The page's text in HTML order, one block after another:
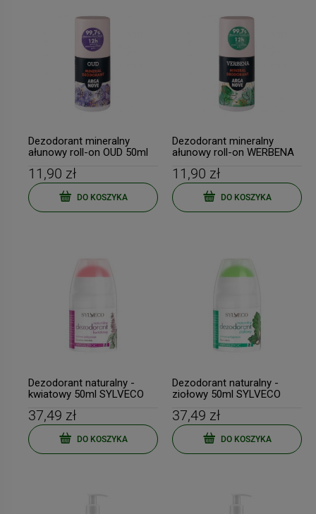
Dezodorant mineralny
ałunowy roll-on OUD 50ml
11,90 zł
DO KOSZYKA
Dezodorant mineralny
ałunowy roll-on WERBENA
11,90 zł
DO KOSZYKA
Dezodorant naturalny -
kwiatowy 50ml SYLVECO
37,49 zł
DO KOSZYKA
Dezodorant naturalny -
ziołowy 50ml SYLVECO
37,49 zł
DO KOSZYKA